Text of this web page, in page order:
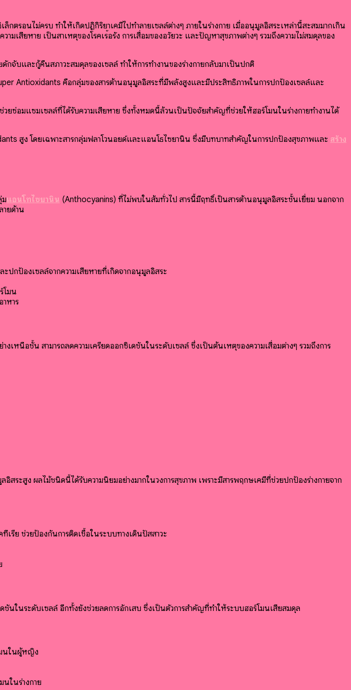
ตรอนไม่ครบ ทำให้เกิดปฏิกิริยาเคมีไปทำลายเซลล์ต่างๆ ภายในร่างกาย เมื่ออนุมูลอิสระเหล่านี้สะสมมากเกิน
เสียหาย เป็นสาเหตุของโรคเรื้อรัง การเสื่อมของอวัยวะ และปัญหาสุขภาพต่างๆ รวมถึงความไม่สมดุลของ
กจับและกู้คืนสภาวะสมดุลของเซลล์ ทำให้การทำงานของร่างกายกลับมาเป็นปกติ
Antioxidants คือกลุ่มของสารต้านอนุมูลอิสระที่มีพลังสูงและมีประสิทธิภาพในการปกป้องเซลล์และ
ซ่อมแซมเซลล์ที่ได้รับความเสียหาย ซึ่งทั้งหมดนี้ล้วนเป็นปัจจัยสำคัญที่ช่วยให้ฮอร์โมนในร่างกายทำงานได้
สูง โดยเฉพาะสารกลุ่มฟลาโวนอยด์และแอนโธไซยานิน ซึ่งมีบทบาทสำคัญในการปกป้องสุขภาพและ สร้าง
มแอนโทไซยานิน (Anthocyanins) ที่ไม่พบในส้มทั่วไป สารนี้มีฤทธิ์เป็นสารต้านอนุมูลอิสระชั้นเยี่ยม นอกจาก
ยด้าน
ปกป้องเซลล์จากความเสียหายที่เกิดจากอนุมูลอิสระ
โมน
หาร
นือชั้น สามารถลดความเครียดออกซิเดชันในระดับเซลล์ ซึ่งเป็นต้นเหตุของความเสื่อมต่างๆ รวมถึงการ
ระสูง ผลไม้ชนิดนี้ได้รับความนิยมอย่างมากในวงการสุขภาพ เพราะมีสารพฤกษเคมีที่ช่วยปกป้องร่างกายจาก
รีย ช่วยป้องกันการติดเชื้อในระบบทางเดินปัสสาวะ
ในระดับเซลล์ อีกทั้งยังช่วยลดการอักเสบ ซึ่งเป็นตัวการสำคัญที่ทำให้ระบบฮอร์โมนเสียสมดุล
มนในผู้หญิง
ในร่างกาย